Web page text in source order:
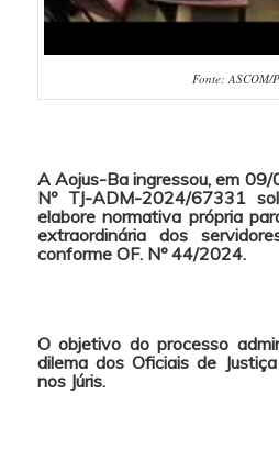
Fonte: ASCOM/
A Aojus-Ba ingressou, em
Nº TJ-ADM-2024/67331
elabore normativa própria
extraordinária dos
conforme OF. Nº 44/2024.
O objetivo do processo
dilema dos Oficiais de
nos Júris.